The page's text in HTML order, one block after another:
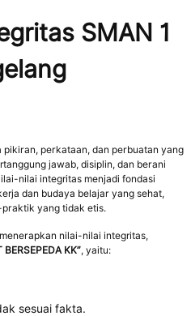
M
a
g
n
g
c
o
o
SMAN 1
perkataan, dan perbuatan yang
jawab, disiplin, dan berani
nilai integritas menjadi fondasi
dan budaya belajar yang sehat,
yang tidak etis.
nilai-nilai integritas,
BERSEPEDA KK”, yaitu:
sesuai fakta.